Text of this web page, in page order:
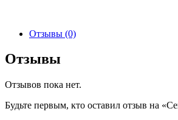
Отзывы (0)
Отзывы
Отзывов пока нет.
Будьте первым, кто оставил отзыв на